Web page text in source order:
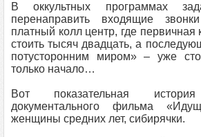
В оккультных программах
перенаправить входящие
платный колл центр, где первичная
стоить тысяч двадцать, а
потусторонним миром» – уже
только начало…
Вот показательная
документального фильма
женщины средних лет, сибирячки.